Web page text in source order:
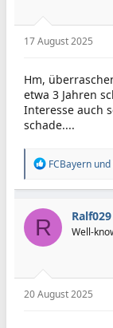
17 August 2025
Hm,
etwa 3 Jahren
Interesse auch
schade....
R
a
t
i
o
n
:
FCBayern und
R Ralf029
Well-
20 August 2025